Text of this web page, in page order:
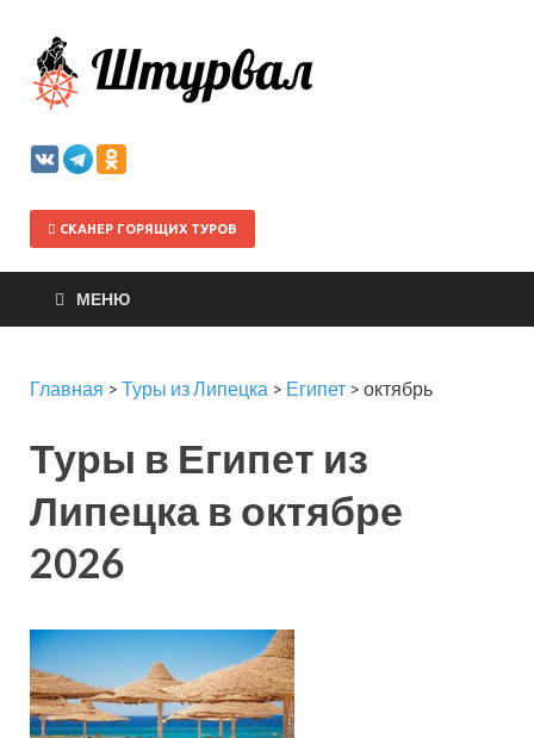
СКАНЕР ГОРЯЩИХ ТУРОВ
МЕНЮ
Главная > Туры из Липецка > Египет > октябрь
Туры в Египет из
Липецка в октябре
2026